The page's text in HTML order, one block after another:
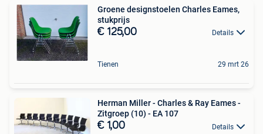
Groene designstoelen Charles Eames,
stukprijs
€ 125,00 Details
Tienen 29 mrt 26
Herman Miller - Charles & Ray Eames -
Zitgroep (10) - EA 107
€ 1,00 Details